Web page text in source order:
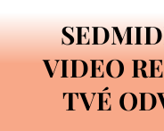
VIDEO
TVÉ